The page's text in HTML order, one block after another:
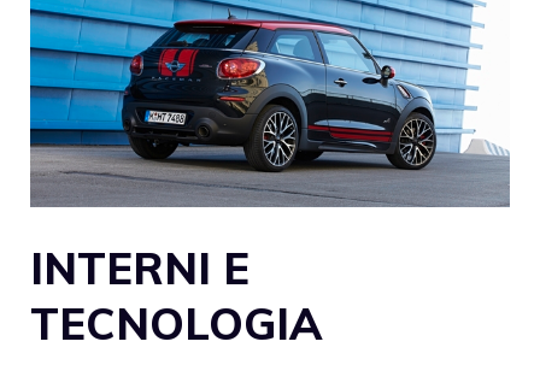
INTERNI E
TECNOLOGIA